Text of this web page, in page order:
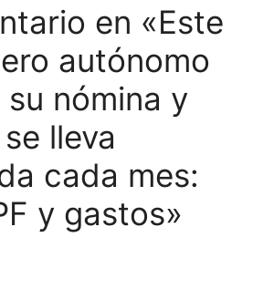
en «Este
autónomo
su nómina y
lleva
cada mes:
y gastos»